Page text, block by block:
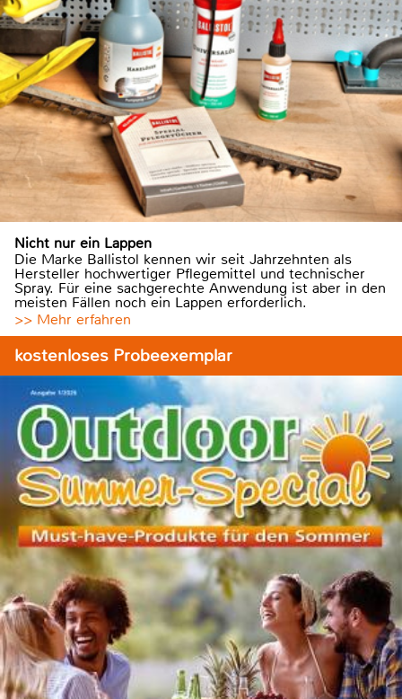
Nicht nur ein Lappen
Die Marke Ballistol kennen wir seit Jahrzehnten als
Hersteller hochwertiger Pflegemittel und technischer
Spray. Für eine sachgerechte Anwendung ist aber in den
meisten Fällen noch ein Lappen erforderlich.
>> Mehr erfahren
kostenloses Probeexemplar